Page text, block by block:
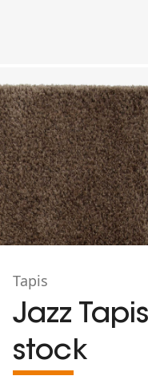
Tapis
Jazz
stock